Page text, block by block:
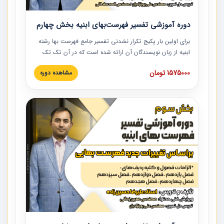
دوره آموزشی تفسیر فهرست‌بهای ابنیه بخش چهارم
برای اولین بار پکیج تکرار نشدنی تفسیر جامع فهرست بها رشته
ابنیه از زبان نویسندگان آن ارائه شده است که در آن تک تک
ردیف ها و مطالب فهرست بها تفسیر و ارائه شده است. این
دوره به صورت کامل تصویری بوده و به همراه تصاویر عملیات
دوره با کلام مهندس علیرضاحسین‌زاده مدیر پروژه مهندسی
مشاور در امر بازنگری فهرست بها رشته ابنیه ارائه شده و به تمام
همکارانی که در حوزه صنعت ساخت در حال فعالیت هستند حتما
توصیه می کنیم از مطالب این دوره استفاده نمایند.
1575000 تومان مشاهده دوره